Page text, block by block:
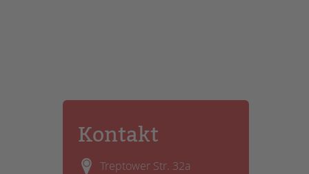
Kontakt
Treptower Str. 32a